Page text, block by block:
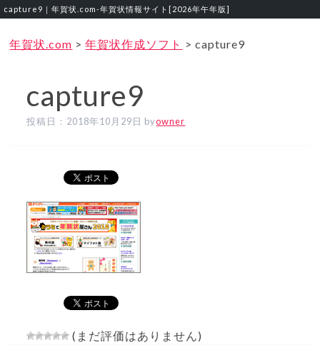
capture9｜年賀状.com‐年賀状情報サイト[2026年午年版]
年賀状.com >年賀状作成ソフト >capture9
capture9
投稿日： 2018年10月29日 byowner
(まだ評価はありません)